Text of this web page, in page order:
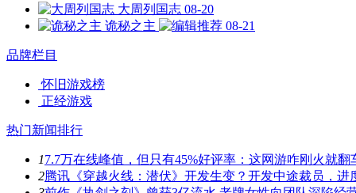
大周列国志 08-20
诡秘之主
08-21
品牌栏目
怀旧游戏榜
正经游戏
热门新闻排行
17.7万在线峰值，但只有45%好评率：这网游咋刚火就翻
2腾讯《穿越火线：潜伏》开发生变？开发中途裁员，进